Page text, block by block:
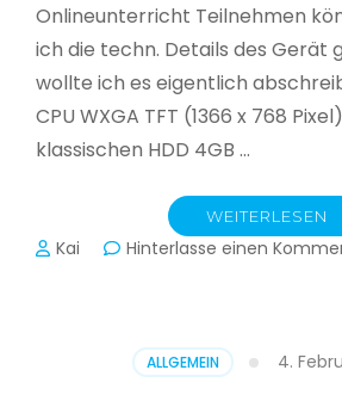
Onlineunterricht Teilnehmen
ich die techn. Details des Gerät
wollte ich es eigentlich
CPU WXGA TFT (1366 x 768
klassischen HDD 4GB …
WEITERLESEN
Kai Hinterlasse einen
ALLGEMEIN 4.